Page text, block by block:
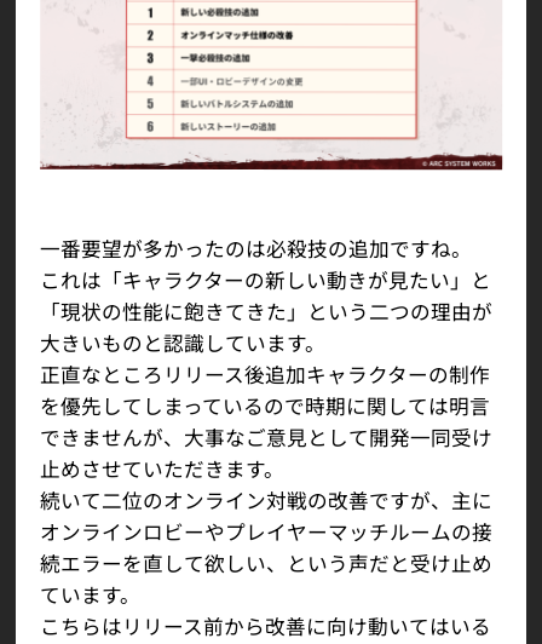
一番要望が多かったのは必殺技の追加ですね。
これは「キャラクターの新しい動きが見たい」と
「現状の性能に飽きてきた」という二つの理由が
大きいものと認識しています。
正直なところリリース後追加キャラクターの制作
を優先してしまっているので時期に関しては明言
できませんが、大事なご意見として開発一同受け
止めさせていただきます。
続いて二位のオンライン対戦の改善ですが、主に
オンラインロビーやプレイヤーマッチルームの接
続エラーを直して欲しい、という声だと受け止め
ています。
こちらはリリース前から改善に向け動いてはいる